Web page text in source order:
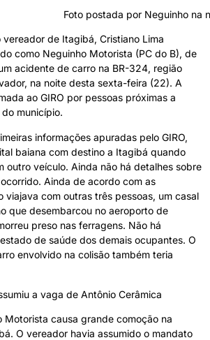
Foto postada por Neguinho na
de Itagibá, Cristiano Lima
como Neguinho Motorista (PC do B), de
acidente de carro na BR-324, região
na noite desta sexta-feira (22). A
ao GIRO por pessoas próximas a
município.
informações apuradas pelo GIRO,
baiana com destino a Itagibá quando
outro veículo. Ainda não há detalhes sobre
Ainda de acordo com as
viajava com outras três pessoas, um casal
que desembarcou no aeroporto de
preso nas ferragens. Não há
de saúde dos demais ocupantes. O
envolvido na colisão também teria
a vaga de Antônio Cerâmica
Motorista causa grande comoção na
O vereador havia assumido o mandato